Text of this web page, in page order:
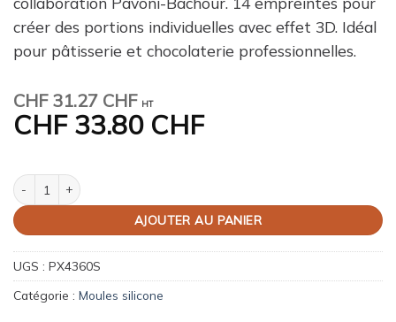
créer des portions individuelles avec effet 3D. Idéal
pour pâtisserie et chocolaterie professionnelles.
CHF31.27 CHF HT
CHF33.80 CHF
quantité de Moule Pavoflex Miami 118x33x42mm
AJOUTER AU PANIER
UGS : PX4360S
Catégorie : Moules silicone